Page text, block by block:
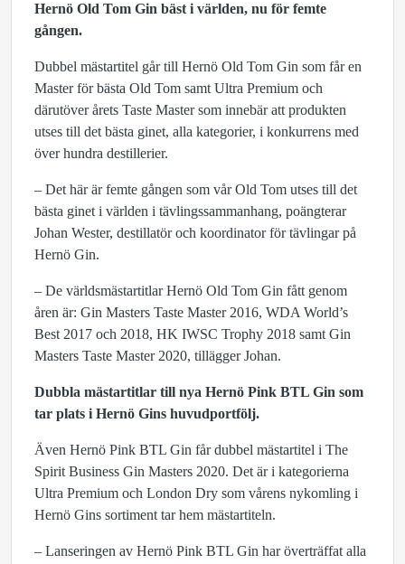
Hernö Old Tom Gin bäst i världen, nu för femte
gången.
Dubbel mästartitel går till Hernö Old Tom Gin som får en
Master för bästa Old Tom samt Ultra Premium och
därutöver årets Taste Master som innebär att produkten
utses till det bästa ginet, alla kategorier, i konkurrens med
över hundra destillerier.
– Det här är femte gången som vår Old Tom utses till det
bästa ginet i världen i tävlingssammanhang, poängterar
Johan Wester, destillatör och koordinator för tävlingar på
Hernö Gin.
– De världsmästartitlar Hernö Old Tom Gin fått genom
åren är: Gin Masters Taste Master 2016, WDA World’s
Best 2017 och 2018, HK IWSC Trophy 2018 samt Gin
Masters Taste Master 2020, tillägger Johan.
Dubbla mästartitlar till nya Hernö Pink BTL Gin som
tar plats i Hernö Gins huvudportfölj.
Även Hernö Pink BTL Gin får dubbel mästartitel i The
Spirit Business Gin Masters 2020. Det är i kategorierna
Ultra Premium och London Dry som vårens nykomling i
Hernö Gins sortiment tar hem mästartiteln.
– Lanseringen av Hernö Pink BTL Gin har överträffat alla